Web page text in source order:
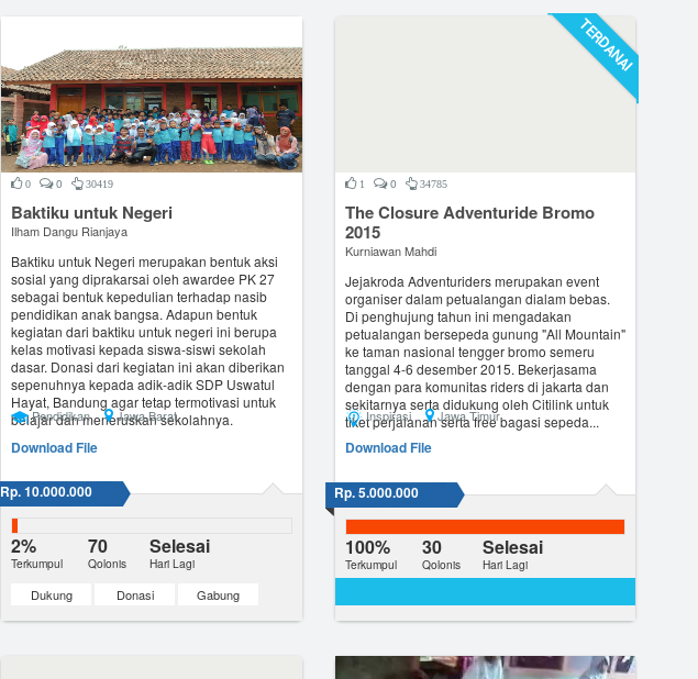
0 0 30419
Baktiku untuk Negeri
Ilham Dangu Rianjaya
Baktiku untuk Negeri merupakan bentuk aksi
sosial yang diprakarsai oleh awardee PK 27
sebagai bentuk kepedulian terhadap nasib
pendidikan anak bangsa. Adapun bentuk
kegiatan dari baktiku untuk negeri ini berupa
kelas motivasi kepada siswa-siswi sekolah
dasar. Donasi dari kegiatan ini akan diberikan
sepenuhnya kepada adik-adik SDP Uswatul
Hayat, Bandung agar tetap termotivasi untuk
belajar dan meneruskan sekolahnya.
Pendidikan Jawa Barat
Download File
Rp. 10.000.000
2% 70 Selesai
Terkumpul Qolonis Hari Lagi
Dukung Donasi Gabung
TERDANAI
1 0 34785
The Closure Adventuride Bromo
2015
Kurniawan Mahdi
Jejakroda Adventuriders merupakan event
organiser dalam petualangan dialam bebas.
Di penghujung tahun ini mengadakan
petualangan bersepeda gunung "All Mountain"
ke taman nasional tengger bromo semeru
tanggal 4-6 desember 2015. Bekerjasama
dengan para komunitas riders di jakarta dan
sekitarnya serta didukung oleh Citilink untuk
tiket perjalanan serta free bagasi sepeda...
Inspirasi Jawa Timur
Download File
Rp. 5.000.000
100% 30 Selesai
Terkumpul Qolonis Hari Lagi